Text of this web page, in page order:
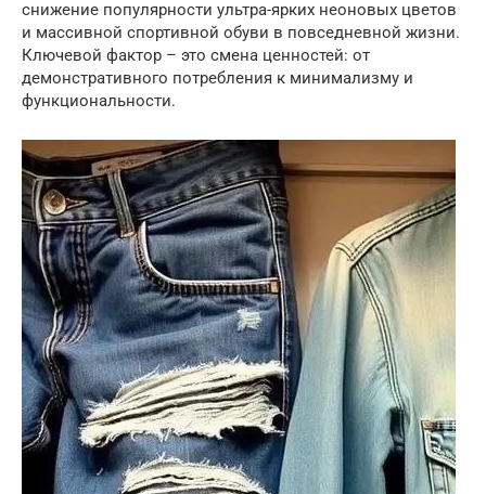
снижение популярности ультра-ярких неоновых цветов
и массивной спортивной обуви в повседневной жизни.
Ключевой фактор – это смена ценностей: от
демонстративного потребления к минимализму и
функциональности.